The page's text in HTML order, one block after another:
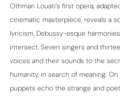
Othman Louati’s first opera,
cinematic masterpiece, reveals a
lyricism, Debussy-esque
intersect. Seven singers and
voices and their sounds to the
humanity, in search of meaning.
puppets echo the strange and